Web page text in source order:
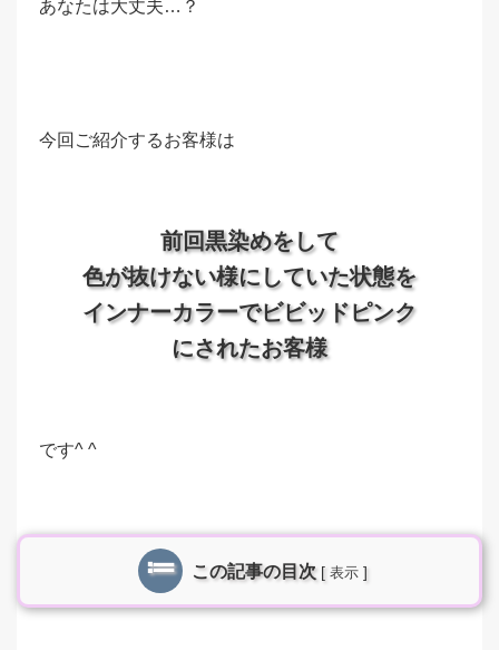
あなたは大丈夫…？
今回ご紹介するお客様は
前回黒染めをして
色が抜けない様にしていた状態を
インナーカラーでビビッドピンク
にされたお客様
です^ ^
この記事の目次 [ 表示 ]